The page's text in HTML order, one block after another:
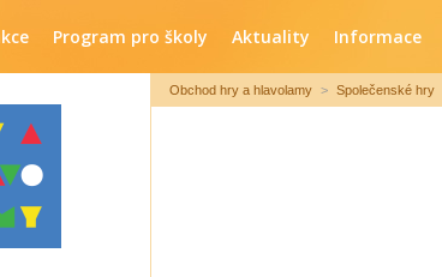
Program pro školy Aktuality Informace
Obchod hry a hlavolamy > Společenské hry